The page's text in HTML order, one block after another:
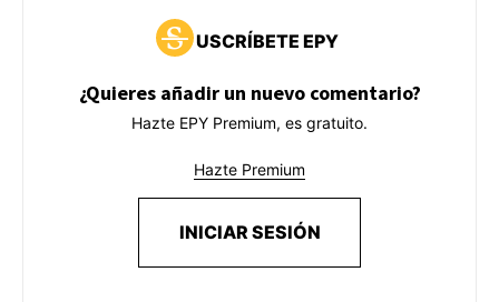
USCRÍBETE EPY
¿Quieres añadir un nuevo comentario?
Hazte EPY Premium, es gratuito.
Hazte Premium
INICIAR SESIÓN